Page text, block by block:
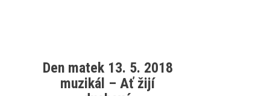
Den matek 13. 5. 2018
muzikál – Ať žijí